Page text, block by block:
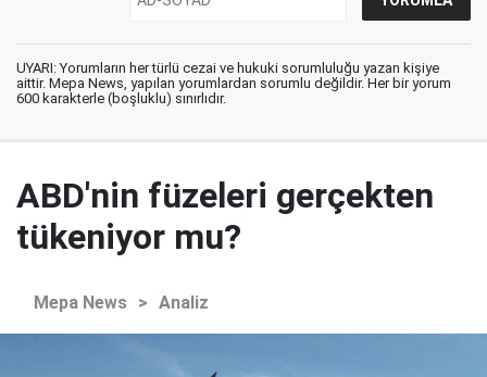
UYARI: Yorumların her türlü cezai ve hukuki sorumluluğu yazan kişiye
aittir. Mepa News, yapılan yorumlardan sorumlu değildir. Her bir yorum
600 karakterle (boşluklu) sınırlıdır.
ABD'nin füzeleri gerçekten
tükeniyor mu?
Mepa News > Analiz